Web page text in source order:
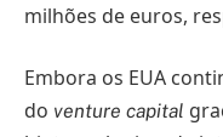
milhões de euros,
Embora os EUA
do venture capital